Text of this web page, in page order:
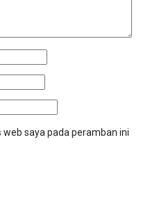
saya pada peramban ini